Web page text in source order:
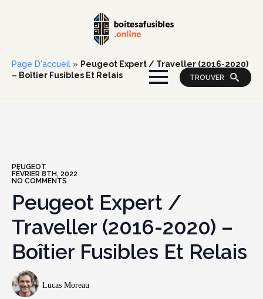
TROUVER
Page D'accueil » Peugeot Expert / Traveller (2016-2020)
– Boîtier Fusibles Et Relais
PEUGEOT
FÉVRIER 8TH, 2022
NO COMMENTS
Peugeot Expert /
Traveller (2016-2020) –
Boîtier Fusibles Et Relais
Lucas Moreau